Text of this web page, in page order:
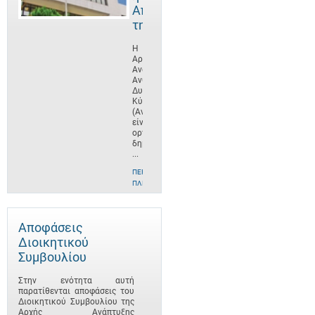
Αποστολή
της
Η
Αρχή
Ανάπτυξης
Ανθρώπινου
Δυναμικού
Κύπρου
(ΑνΑΔ)
είναι
οργανισμός
δημοσίου
...
ΠΕΡΙΣΣΌΤΕΡΕΣ
ΠΛΗΡΟΦΟΡΊΕΣ
Αποφάσεις
Διοικητικού
Συμβουλίου
Στην ενότητα αυτή
παρατίθενται αποφάσεις του
Διοικητικού Συμβουλίου της
Αρχής Ανάπτυξης